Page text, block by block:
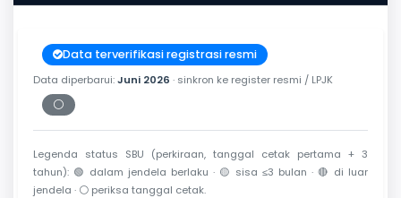
Data terverifikasi registrasi resmi
Data diperbarui:Juni 2026 · sinkron ke register resmi / LPJK
⚪
Periksa tanggal cetak
Legenda status SBU (perkiraan, tanggal cetak pertama + 3
tahun): 🟢 dalam jendela berlaku · 🟡 sisa ≤3 bulan · 🔴 di luar
jendela · ⚪ periksa tanggal cetak.